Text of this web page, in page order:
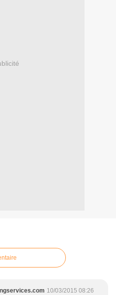
10/03/2015 08:26